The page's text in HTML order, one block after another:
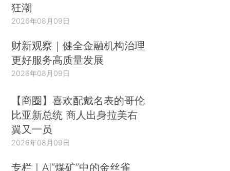
狂潮
2026年08月09日
财新观察｜健全金融机构治理
更好服务高质量发展
2026年08月09日
【商圈】喜欢配戴名表的哥伦
比亚新总统 商人出身拉美右
翼又一员
2026年08月09日
专栏｜AI“煤矿”中的金丝雀